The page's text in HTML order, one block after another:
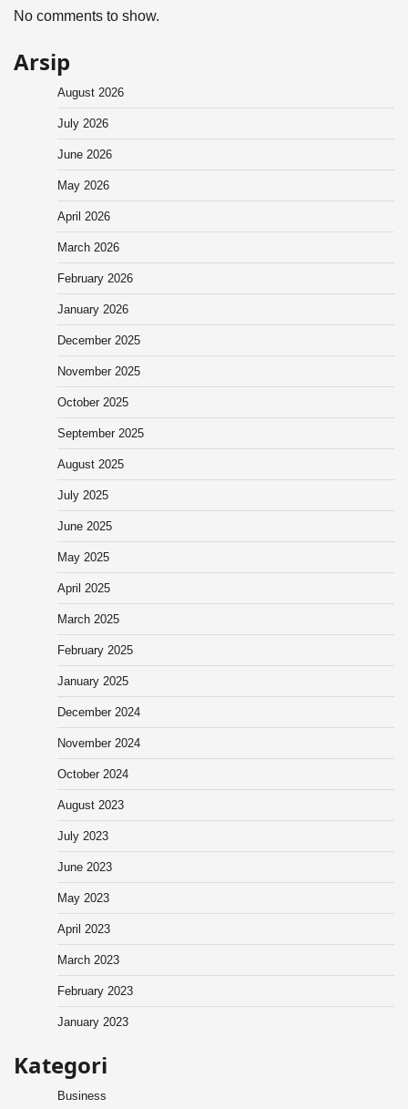
No comments to show.
Arsip
August 2026
July 2026
June 2026
May 2026
April 2026
March 2026
February 2026
January 2026
December 2025
November 2025
October 2025
September 2025
August 2025
July 2025
June 2025
May 2025
April 2025
March 2025
February 2025
January 2025
December 2024
November 2024
October 2024
August 2023
July 2023
June 2023
May 2023
April 2023
March 2023
February 2023
January 2023
Kategori
Business